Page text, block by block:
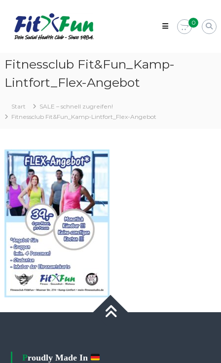
Inhalt
springen
Dein
in
Kamp-
Lintfort
Club
–
0
Fitnessclub Fit&Fun_Kamp-
Lintfort_Flex-Angebot
Start
SALE – schnell zugreifen!
Fitnessclub Fit&Fun_Kamp-Lintfort_Flex-Angebot
Proudly Made In